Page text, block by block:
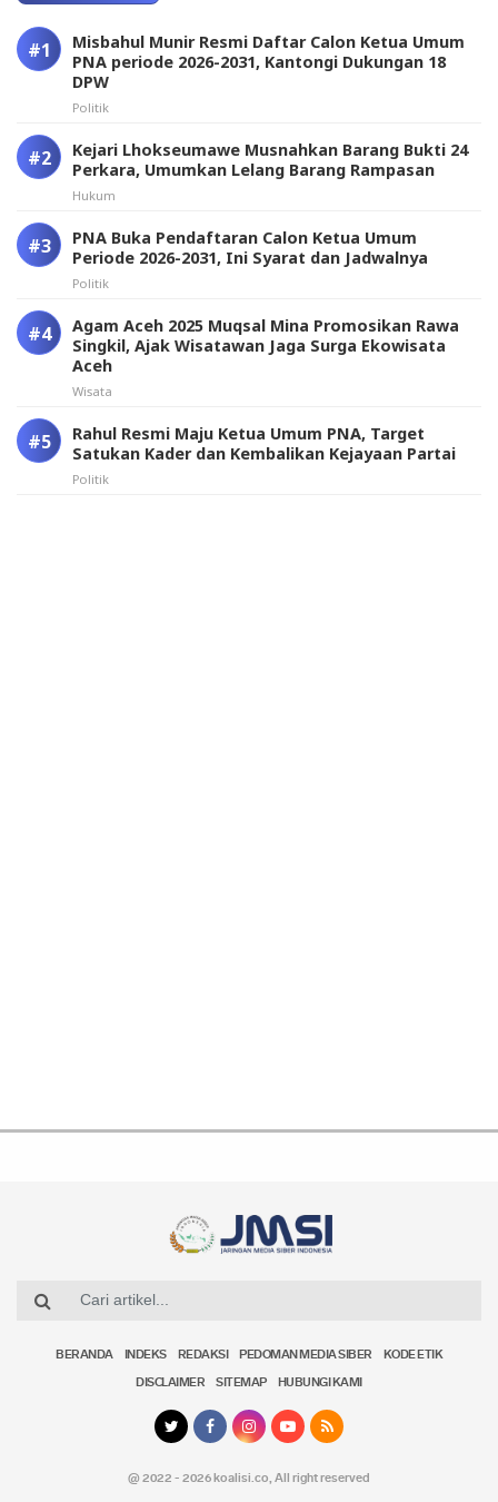
Misbahul Munir Resmi Daftar Calon Ketua Umum
PNA periode 2026-2031, Kantongi Dukungan 18
DPW
Politik
Kejari Lhokseumawe Musnahkan Barang Bukti 24
Perkara, Umumkan Lelang Barang Rampasan
Hukum
PNA Buka Pendaftaran Calon Ketua Umum
Periode 2026-2031, Ini Syarat dan Jadwalnya
Politik
Agam Aceh 2025 Muqsal Mina Promosikan Rawa
Singkil, Ajak Wisatawan Jaga Surga Ekowisata
Aceh
Wisata
Rahul Resmi Maju Ketua Umum PNA, Target
Satukan Kader dan Kembalikan Kejayaan Partai
Politik
BERANDA INDEKS REDAKSI PEDOMAN MEDIA SIBER KODE ETIK
DISCLAIMER SITEMAP HUBUNGI KAMI
@ 2022 - 2026 koalisi.co, All right reserved